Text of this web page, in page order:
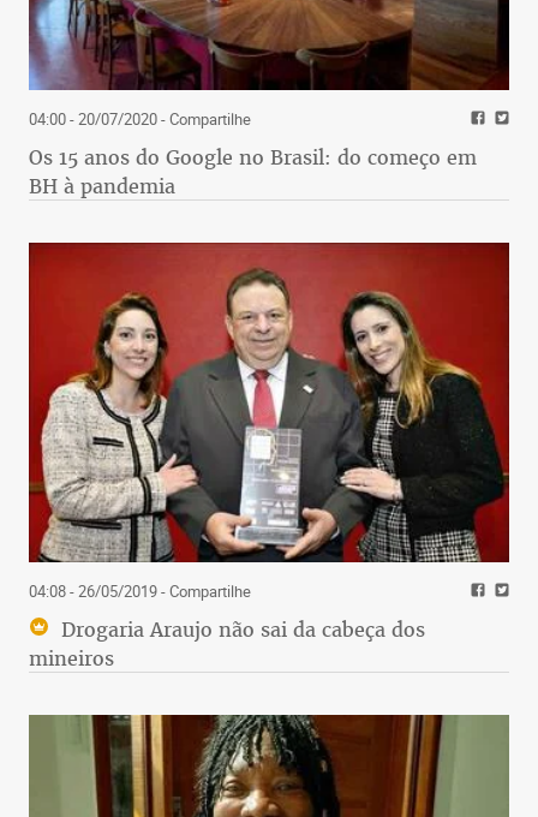
04:00 - 20/07/2020- Compartilhe
Os 15 anos do Google no Brasil: do começo em
BH à pandemia
04:08 - 26/05/2019- Compartilhe
Drogaria Araujo não sai da cabeça dos
mineiros